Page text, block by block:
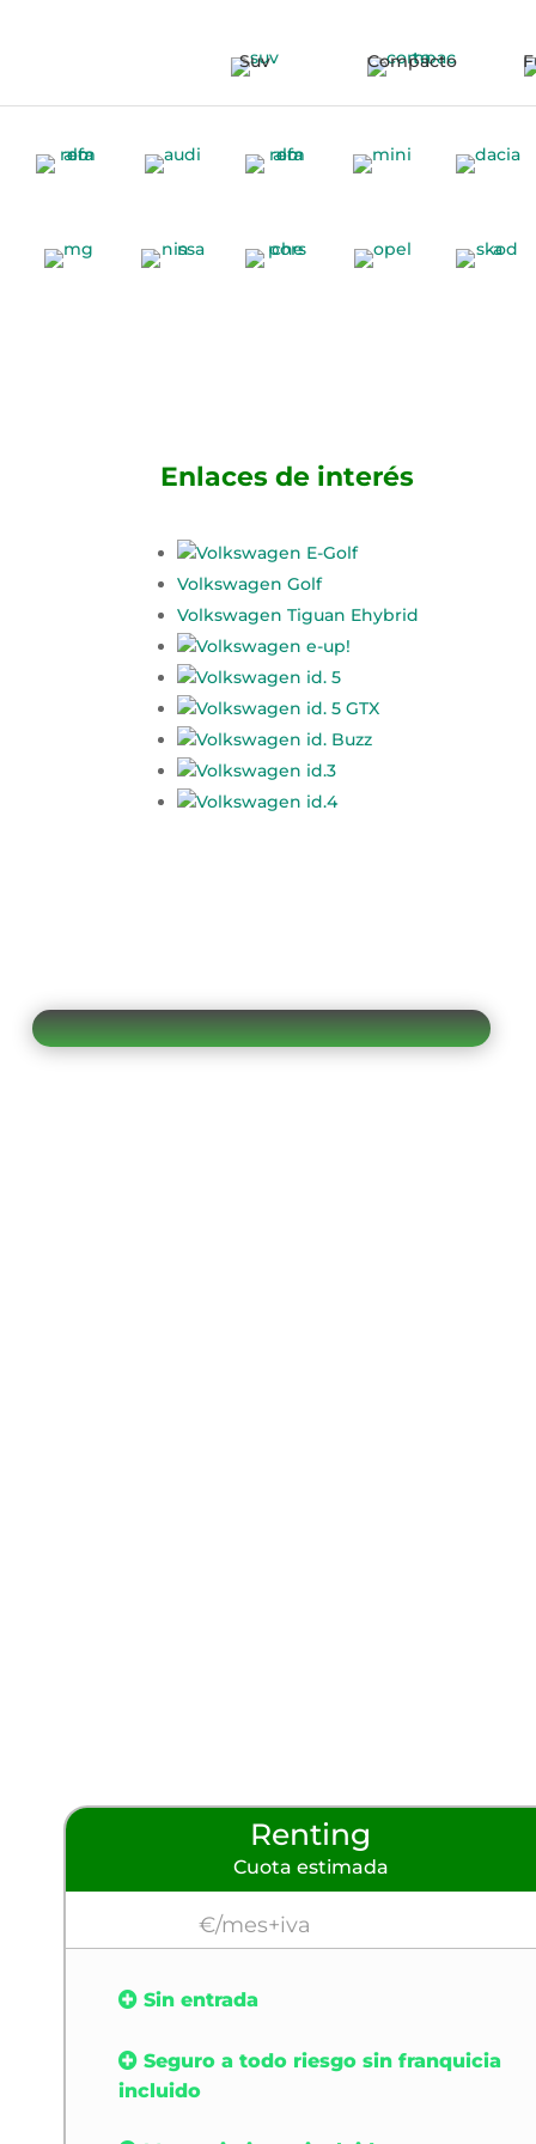
Suv Compacto
Enlaces de interés
Volkswagen E-Golf
Volkswagen Golf
Volkswagen Tiguan Ehybrid
Volkswagen e-up!
Volkswagen id. 5
Volkswagen id. 5 GTX
Volkswagen id. Buzz
Volkswagen id.3
Volkswagen id.4
Renting
Cuota estimada
€/mes+iva
Sin entrada
Seguro a todo riesgo sin franquicia
incluido